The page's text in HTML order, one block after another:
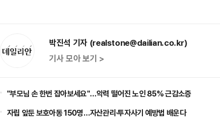
박진석 기자 (realstone@dailian.co.kr)
기사 모아 보기 >
"부모님 손 한번 잡아보세요"…악력 떨어진 노인 85% 근감소증
자립 앞둔 보호아동 150명…자산관리·투자사기 예방법 배운다